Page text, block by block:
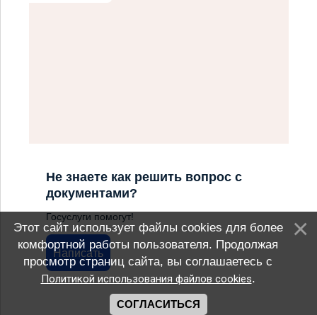
Не знаете как решить вопрос с
документами?
Госуслуги помогут!
Написать
Этот сайт использует файлы cookies для более
комфортной работы пользователя. Продолжая
просмотр страниц сайта, вы соглашаетесь с
Политикой использования файлов cookies.
СОГЛАСИТЬСЯ